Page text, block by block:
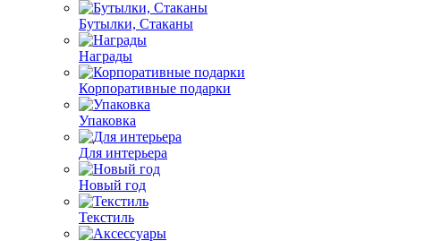
Бутылки, Стаканы
Награды
Корпоративные подарки
Упаковка
Для интерьера
Новый год
Текстиль